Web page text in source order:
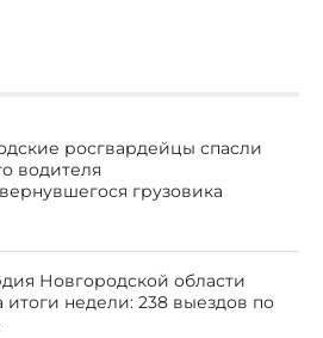
росгвардейцы спасли
водителя
грузовика
Новгородской области
итоги недели: 238 выездов по